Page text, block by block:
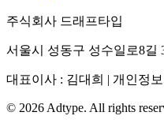
주식회사 드래프타입
서울시 성동구 성수일로8길
대표이사 : 김대희 | 개인정
© 2026 Adtype. All rights